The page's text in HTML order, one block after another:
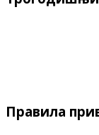
Правила